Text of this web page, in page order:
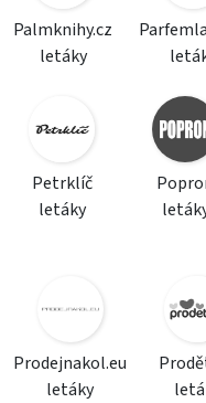
Palmknihy.cz
letáky
Petrklíč
letáky
Prodejnakol.eu
letáky